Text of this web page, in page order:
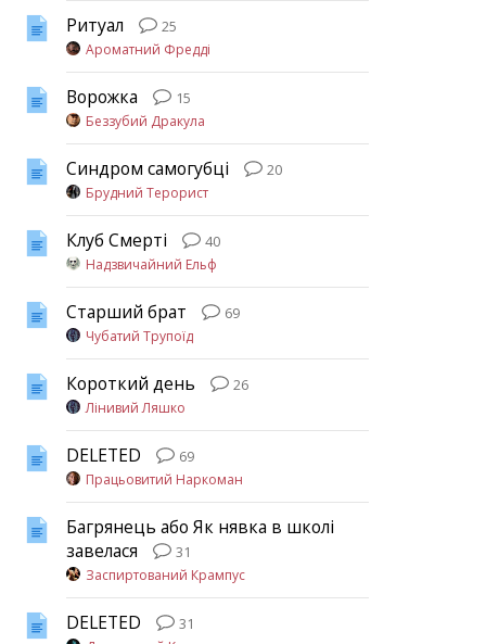
Ритуал
25
Ароматний Фредді
Ворожка
15
Беззубий Дракула
Синдром самогубці
20
Брудний Терорист
Клуб Смерті
40
Надзвичайний Ельф
Старший брат
69
Чубатий Трупоїд
Короткий день
26
Лінивий Ляшко
DELETED
69
Працьовитий Наркоман
Багрянець або Як нявка в школі
завелася
31
Заспиртований Крампус
DELETED
31